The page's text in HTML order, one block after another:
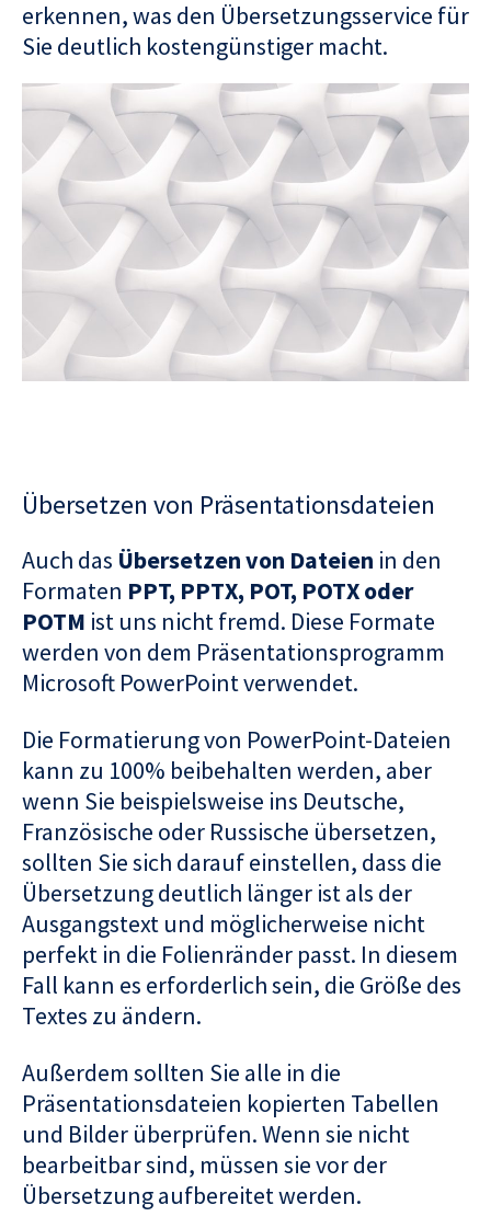
erkennen, was den Übersetzungsservice für
Sie deutlich kostengünstiger macht.
Übersetzen von Präsentationsdateien
Auch das Übersetzen von Dateien in den
Formaten PPT, PPTX, POT, POTX oder
POTM ist uns nicht fremd. Diese Formate
werden von dem Präsentationsprogramm
Microsoft PowerPoint verwendet.
Die Formatierung von PowerPoint-Dateien
kann zu 100% beibehalten werden, aber
wenn Sie beispielsweise ins Deutsche,
Französische oder Russische übersetzen,
sollten Sie sich darauf einstellen, dass die
Übersetzung deutlich länger ist als der
Ausgangstext und möglicherweise nicht
perfekt in die Folienränder passt. In diesem
Fall kann es erforderlich sein, die Größe des
Textes zu ändern.
Außerdem sollten Sie alle in die
Präsentationsdateien kopierten Tabellen
und Bilder überprüfen. Wenn sie nicht
bearbeitbar sind, müssen sie vor der
Übersetzung aufbereitet werden.